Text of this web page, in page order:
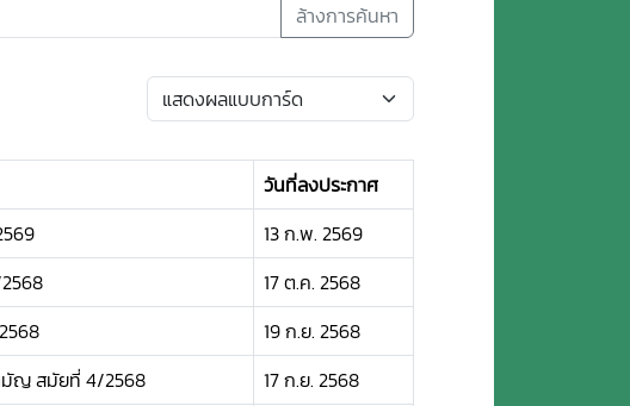
ล้างการค้นหา
วันที่ลงประกาศ
13 ก.พ. 2569
17 ต.ค. 2568
19 ก.ย. 2568
มัญ สมัยที่ 4/2568
17 ก.ย. 2568